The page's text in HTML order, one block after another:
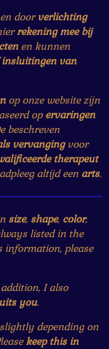
doorverlichting
rekening mee bij
en kunnen
insluitingen van
op onze website zijn
op ervaringen
beschreven
vervangingvoor
therapeut
altijd een arts.
size, shape, color,
listed in the
please
I also
you.
depending on
keep this in